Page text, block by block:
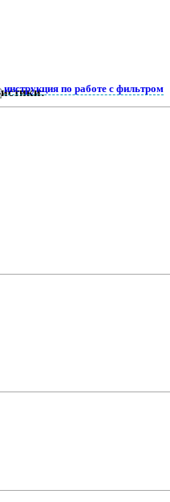
инструкция по работе с фильтром